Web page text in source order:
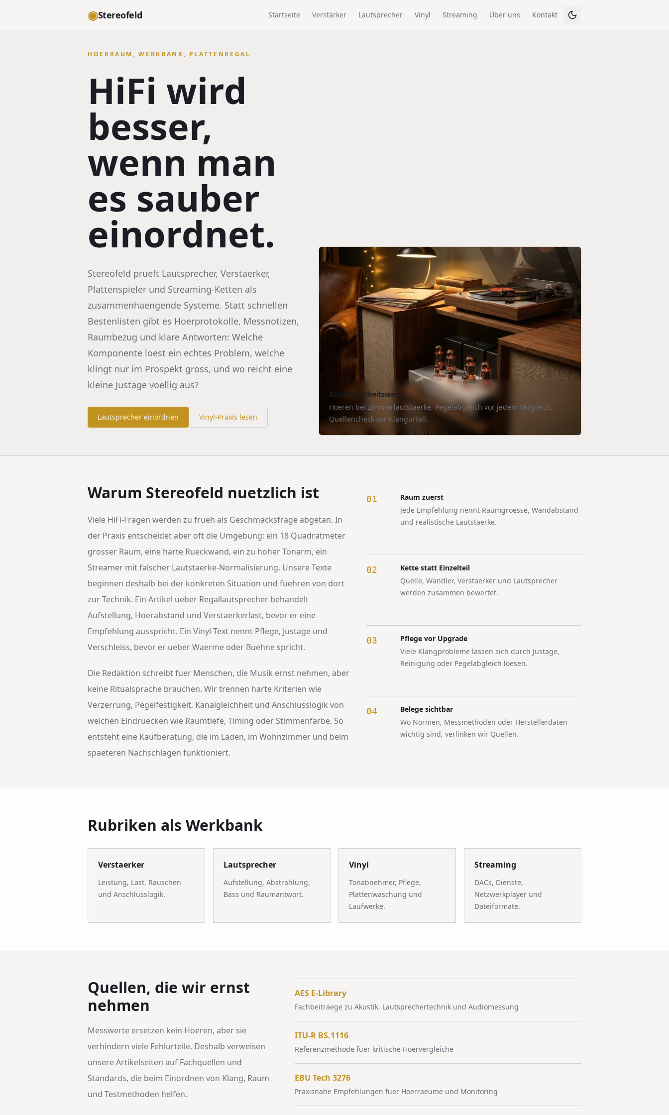
◉Stereofeld Startseite Verstärker Lautsprecher Vinyl Streaming Über uns Kontakt
HOERRAUM, WERKBANK, PLATTENREGAL
HiFi wird
besser,
wenn man
es sauber
einordnet.
Stereofeld prueft Lautsprecher, Verstaerker,
Plattenspieler und Streaming-Ketten als
zusammenhaengende Systeme. Statt schnellen
Bestenlisten gibt es Hoerprotokolle, Messnotizen,
Raumbezug und klare Antworten: Welche
Komponente loest ein echtes Problem, welche
klingt nur im Prospekt gross, und wo reicht eine
kleine Justage voellig aus?
Lautsprecher einordnen Vinyl-Praxis lesen
Aktuelle Arbeitsweise
Hoeren bei Zimmerlautstaerke, Pegelabgleich vor jedem Vergleich,
Quellencheck vor Klangurteil.
Warum Stereofeld nuetzlich ist
Viele HiFi-Fragen werden zu frueh als Geschmacksfrage abgetan. In
der Praxis entscheidet aber oft die Umgebung: ein 18 Quadratmeter
grosser Raum, eine harte Rueckwand, ein zu hoher Tonarm, ein
Streamer mit falscher Lautstaerke-Normalisierung. Unsere Texte
beginnen deshalb bei der konkreten Situation und fuehren von dort
zur Technik. Ein Artikel ueber Regallautsprecher behandelt
Aufstellung, Hoerabstand und Verstaerkerlast, bevor er eine
Empfehlung ausspricht. Ein Vinyl-Text nennt Pflege, Justage und
Verschleiss, bevor er ueber Waerme oder Buehne spricht.
Die Redaktion schreibt fuer Menschen, die Musik ernst nehmen, aber
keine Ritualsprache brauchen. Wir trennen harte Kriterien wie
Verzerrung, Pegelfestigkeit, Kanalgleichheit und Anschlusslogik von
weichen Eindruecken wie Raumtiefe, Timing oder Stimmenfarbe. So
entsteht eine Kaufberatung, die im Laden, im Wohnzimmer und beim
spaeteren Nachschlagen funktioniert.
01
Raum zuerst
Jede Empfehlung nennt Raumgroesse, Wandabstand
und realistische Lautstaerke.
02
Kette statt Einzelteil
Quelle, Wandler, Verstaerker und Lautsprecher
werden zusammen bewertet.
03
Pflege vor Upgrade
Viele Klangprobleme lassen sich durch Justage,
Reinigung oder Pegelabgleich loesen.
04
Belege sichtbar
Wo Normen, Messmethoden oder Herstellerdaten
wichtig sind, verlinken wir Quellen.
Rubriken als Werkbank
Verstaerker
Leistung, Last, Rauschen
und Anschlusslogik.
Lautsprecher
Aufstellung, Abstrahlung,
Bass und Raumantwort.
Vinyl
Tonabnehmer, Pflege,
Plattenwaschung und
Laufwerke.
Streaming
DACs, Dienste,
Netzwerkplayer und
Dateiformate.
Quellen, die wir ernst
nehmen
Messwerte ersetzen kein Hoeren, aber sie
verhindern viele Fehlurteile. Deshalb verweisen
unsere Artikelseiten auf Fachquellen und
Standards, die beim Einordnen von Klang, Raum
und Testmethoden helfen.
AES E-Library
Fachbeitraege zu Akustik, Lautsprechertechnik und Audiomessung
ITU-R BS.1116
Referenzmethode fuer kritische Hoervergleiche
EBU Tech 3276
Praxisnahe Empfehlungen fuer Hoerraeume und Monitoring